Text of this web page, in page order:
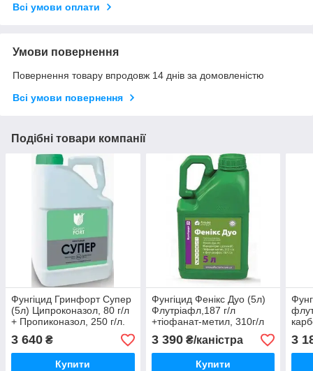
Всі умови оплати
Умови повернення
Повернення товару впродовж 14 днів за домовленістю
Всі умови повернення
Подібні товари компанії
Фунгіцид Гринфорт Супер
(5л) Ципроконазол, 80 г/л
+ Пропиконазол, 250 г/л.
На оз.пшеницю,
яр.ячмінь, цукровий буряк
3 640 ₴
Купити
Фунгіцид Фенікс Дуо (5л)
Флутріафл,187 г/л
+тіофанат-метил, 310г/л
Пшениця, ячмінь, ріпак,
сою, горох, цук. буряк,
соняшник, рис
3 390₴/каністра
Купити
3